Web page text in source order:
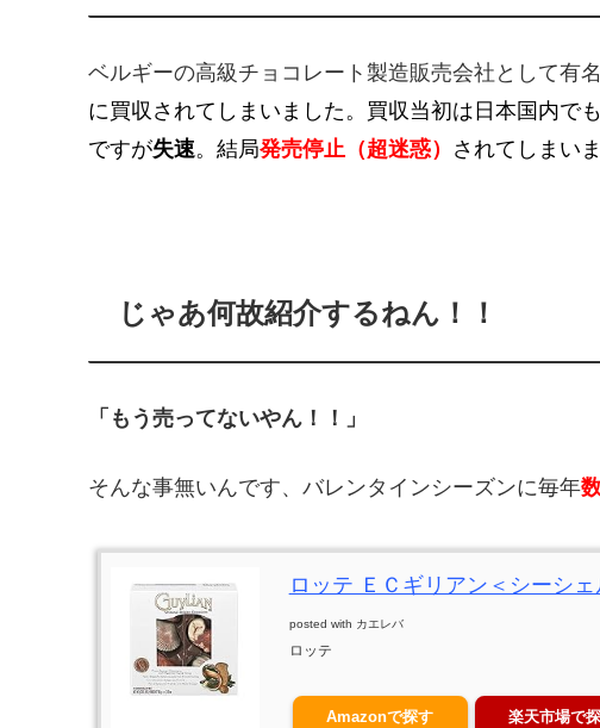
ベルギーの高級チョコレート製造販売会社として有
に買収されてしまいました。買収当初は日本国内で
ですが失速。結局発売停止（超迷惑） されてしまいま
じゃあ何故紹介するねん！！
「もう売ってないやん！！」
そんな事無いんです、バレンタインシーズンに毎年
ロッテ ＥＣギリアン＜シーシ
posted with カエレバ
ロッテ
Amazonで探す 楽天市場で